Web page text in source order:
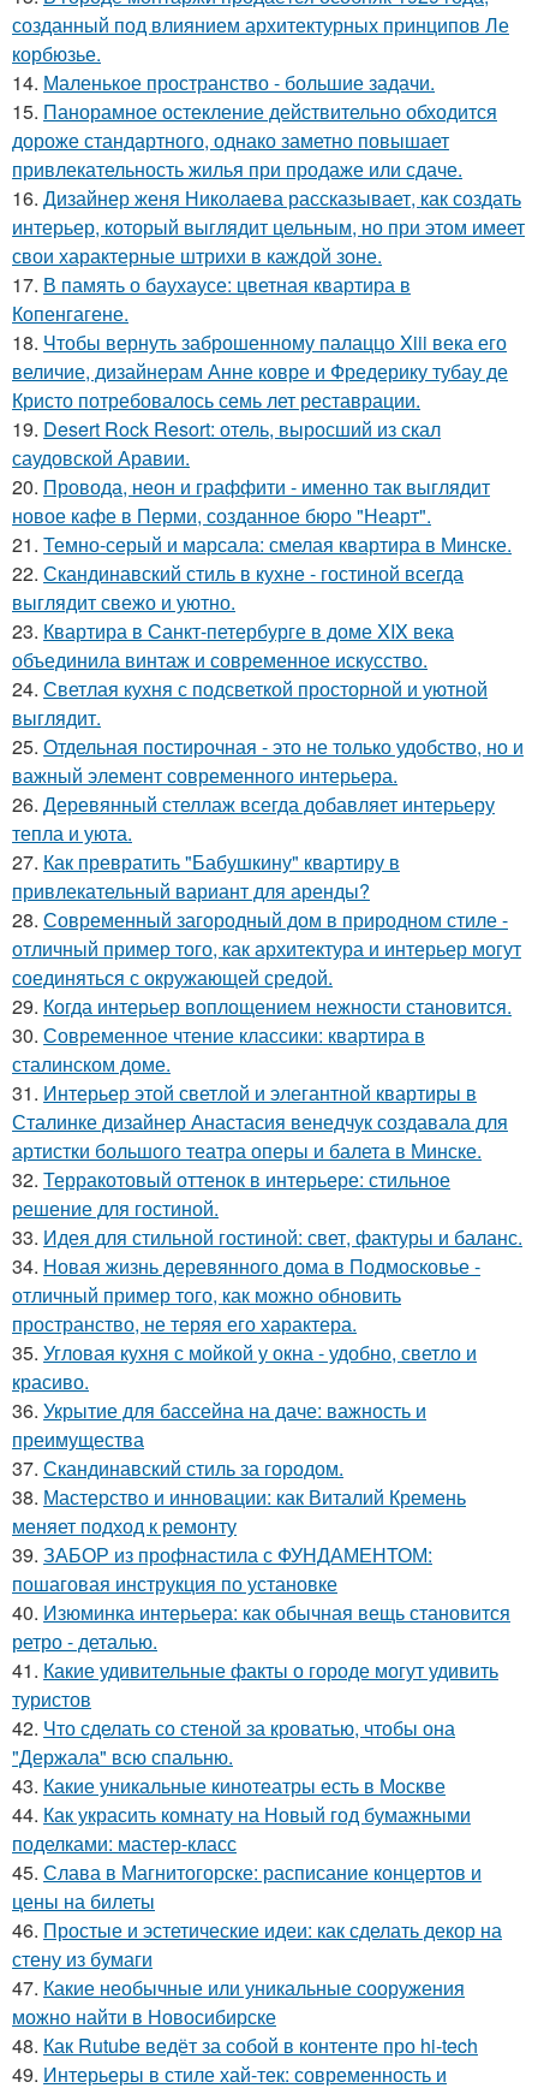
созданный под влиянием архитектурных принципов Ле
корбюзье.
14. Маленькое пространство - большие задачи.
15. Панорамное остекление действительно обходится
дороже стандартного, однако заметно повышает
привлекательность жилья при продаже или сдаче.
16. Дизайнер женя Николаева рассказывает, как создать
интерьер, который выглядит цельным, но при этом имеет
свои характерные штрихи в каждой зоне.
17. В память о баухаусе: цветная квартира в
Копенгагене.
18. Чтобы вернуть заброшенному палаццо Xiii века его
величие, дизайнерам Анне ковре и Фредерику тубау де
Кристо потребовалось семь лет реставрации.
19. Desert Rock Resort: отель, выросший из скал
саудовской Аравии.
20. Провода, неон и граффити - именно так выглядит
новое кафе в Перми, созданное бюро "Неарт".
21. Темно-серый и марсала: смелая квартира в Минске.
22. Скандинавский стиль в кухне - гостиной всегда
выглядит свежо и уютно.
23. Квартира в Санкт-петербурге в доме XIX века
объединила винтаж и современное искусство.
24. Светлая кухня с подсветкой просторной и уютной
выглядит.
25. Отдельная постирочная - это не только удобство, но и
важный элемент современного интерьера.
26. Деревянный стеллаж всегда добавляет интерьеру
тепла и уюта.
27. Как превратить "Бабушкину" квартиру в
привлекательный вариант для аренды?
28. Современный загородный дом в природном стиле -
отличный пример того, как архитектура и интерьер могут
соединяться с окружающей средой.
29. Когда интерьер воплощением нежности становится.
30. Современное чтение классики: квартира в
сталинском доме.
31. Интерьер этой светлой и элегантной квартиры в
Сталинке дизайнер Анастасия венедчук создавала для
артистки большого театра оперы и балета в Минске.
32. Терракотовый оттенок в интерьере: стильное
решение для гостиной.
33. Идея для стильной гостиной: свет, фактуры и баланс.
34. Новая жизнь деревянного дома в Подмосковье -
отличный пример того, как можно обновить
пространство, не теряя его характера.
35. Угловая кухня с мойкой у окна - удобно, светло и
красиво.
36. Укрытие для бассейна на даче: важность и
преимущества
37. Скандинавский стиль за городом.
38. Мастерство и инновации: как Виталий Кремень
меняет подход к ремонту
39. ЗАБОР из профнастила с ФУНДАМЕНТОМ:
пошаговая инструкция по установке
40. Изюминка интерьера: как обычная вещь становится
ретро - деталью.
41. Какие удивительные факты о городе могут удивить
туристов
42. Что сделать со стеной за кроватью, чтобы она
"Держала" всю спальню.
43. Какие уникальные кинотеатры есть в Москве
44. Как украсить комнату на Новый год бумажными
поделками: мастер-класс
45. Слава в Магнитогорске: расписание концертов и
цены на билеты
46. Простые и эстетические идеи: как сделать декор на
стену из бумаги
47. Какие необычные или уникальные сооружения
можно найти в Новосибирске
48. Как Rutube ведёт за собой в контенте про hi-tech
49. Интерьеры в стиле хай-тек: современность и